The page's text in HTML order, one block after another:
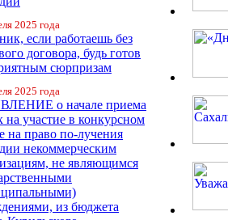
2025 года
если работаешь без
договора, будь готов
сюрпризам
2025 года
о начале приема
на участие в конкурсном
на право по-лучения
некоммерческим
не являющимся
из бюджета